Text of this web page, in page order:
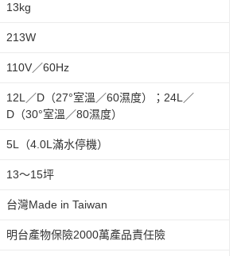
13kg
213W
110V／60Hz
12L／D（27°室溫／60濕度）；24L／
D（30°室溫／80濕度）
5L（4.0L滿水停機）
13～15坪
台灣Made in Taiwan
明台產物保險2000萬產品責任險